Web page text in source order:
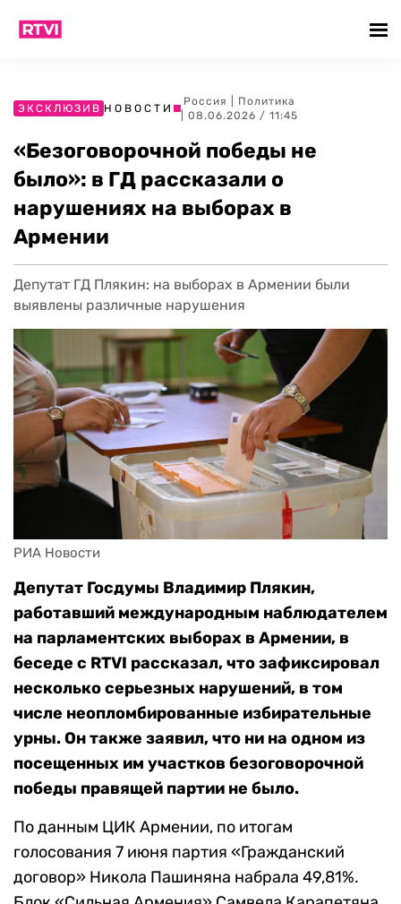
ЭКСКЛЮЗИВ НОВОСТИ
Россия
Политика
| 08.06.2026 / 11:45
«Безоговорочной победы не
было»: в ГД рассказали о
нарушениях на выборах в
Армении
Депутат ГД Плякин: на выборах в Армении были
выявлены различные нарушения
РИА Новости
Депутат Госдумы Владимир Плякин,
работавший международным наблюдателем
на парламентских выборах в Армении, в
беседе с RTVI рассказал, что зафиксировал
несколько серьезных нарушений, в том
числе неопломбированные избирательные
урны. Он также заявил, что ни на одном из
посещенных им участков безоговорочной
победы правящей партии не было.
По данным ЦИК Армении, по итогам
голосования 7 июня партия «Гражданский
договор» Никола Пашиняна набрала 49,81%.